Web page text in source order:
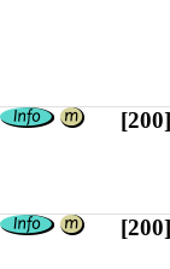
[200]
[200]